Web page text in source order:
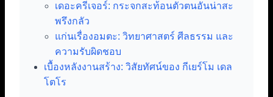
เดอะครีเจอร์: กระจกสะท้อนตัวตนอันน่าสะ
พรึงกลัว
แก่นเรื่องอมตะ: วิทยาศาสตร์ ศีลธรรม และ
ความรับผิดชอบ
เบื้องหลังงานสร้าง: วิสัยทัศน์ของ กีเยร์โม เดล
โตโร